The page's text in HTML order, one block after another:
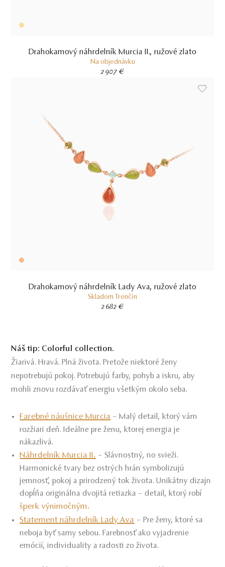
Drahokamový náhrdelník Murcia II., ružové zlato
Na objednávku
2 907 €
Drahokamový náhrdelník Lady Ava, ružové zlato
Skladom Trenčín
2 682 €
Náš tip: Colorful collection.
Žiarivá. Hravá. Plná života. Pretože niektoré ženy
nepotrebujú pokoj. Potrebujú farby, pohyb a iskru, aby
mohli znovu rozdávať energiu všetkým okolo seba.
Farebné náušnice Murcia – Malý detail, ktorý vám
rozžiari deň. Ideálne pre ženu, ktorej energia je
nákazlivá.
Náhrdelník Murcia II. – Slávnostný, no svieži.
Harmonické tvary bez ostrých hrán symbolizujú
jemnosť, pokoj a prirodzený tok života. Unikátny dizajn
dopĺňa originálna dvojitá retiazka – detail, ktorý robí
šperk výnimočným.
Statement náhrdelník Lady Ava – Pre ženy, ktoré sa
neboja byť samy sebou. Farebnosť ako vyjadrenie
emócií, individuality a radosti zo života.